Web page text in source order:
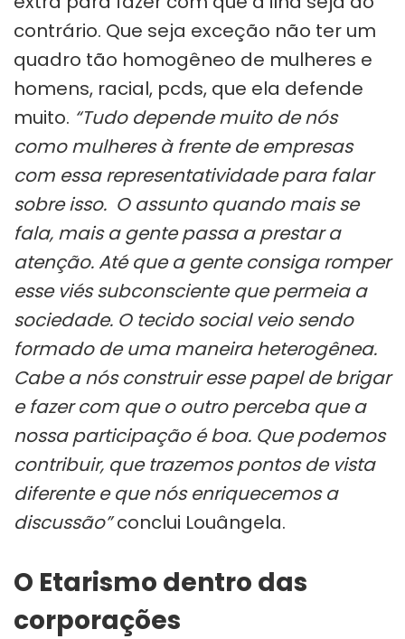
contrário. Que seja exceção não ter um
quadro tão homogêneo de mulheres e
homens, racial, pcds, que ela defende
muito. “Tudo depende muito de nós
como mulheres à frente de empresas
com essa representatividade para falar
sobre isso. O assunto quando mais se
fala, mais a gente passa a prestar a
atenção. Até que a gente consiga romper
esse viés subconsciente que permeia a
sociedade. O tecido social veio sendo
formado de uma maneira heterogênea.
Cabe a nós construir esse papel de brigar
e fazer com que o outro perceba que a
nossa participação é boa. Que podemos
contribuir, que trazemos pontos de vista
diferente e que nós enriquecemos a
discussão”conclui Louângela.
O Etarismo dentro das
corporações